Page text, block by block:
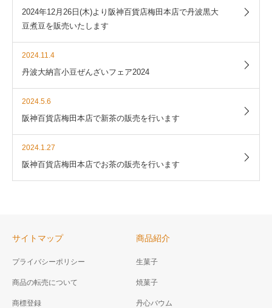
2024年12月26日(木)より阪神百貨店梅田本店で丹波黒大
豆煮豆を販売いたします
2024.11.4
丹波大納言小豆ぜんざいフェア2024
2024.5.6
阪神百貨店梅田本店で新茶の販売を行います
2024.1.27
阪神百貨店梅田本店でお茶の販売を行います
サイトマップ
プライバシーポリシー
商品の転売について
商標登録
商品紹介
生菓子
焼菓子
丹心バウム